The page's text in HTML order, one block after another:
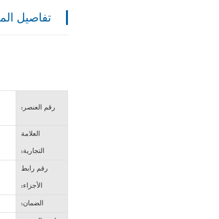
تفاصيل
رقم العنصر:
العلامة
التجارية:
رقم رابط
الأجزاء:
الضمان: